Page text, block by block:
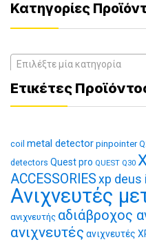
Κατηγορίες
Επιλέξτε μία κατηγορία
Ετικέτες
coil metal detector pinpointer
detectors Quest pro QUEST Q30
ACCESSORIES xp deus
Ανιχνευτές
ανιχνευτής αδιάβροχος
ανιχνευτές ανιχνευτές